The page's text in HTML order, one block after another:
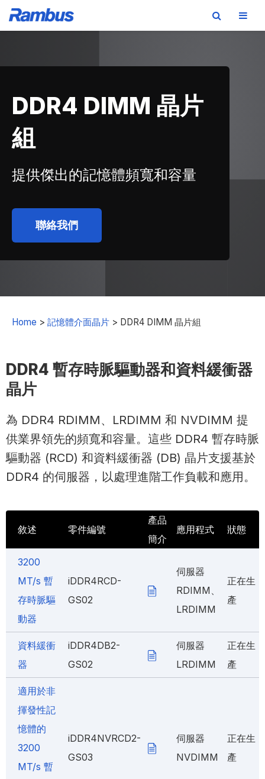
DDR4 DIMM 晶片
組
提供傑出的記憶體頻寬和容量
聯絡我們
Home > 記憶體介面晶片 > DDR4 DIMM 晶片組
DDR4 暫存時脈驅動器和資料緩衝器
晶片
為 DDR4 RDIMM、 LRDIMM 和 NVDIMM 提
供業界領先的頻寬和容量。這些 DDR4 暫存時脈
驅動器 (RCD) 和資料緩衝器 (DB) 晶片支援基於
DDR4 的伺服器，以處理進階工作負載和應用。
敘述 零件編號
產品
簡介
應用程式 狀態
3200
MT/s 暫
存時脈驅
動器
iDDR4RCD-
GS02
伺服器
RDIMM、
LRDIMM
正在生
產
資料緩衝
器
iDDR4DB2-
GS02
伺服器
LRDIMM
正在生
產
適用於非
揮發性記
憶體的
3200
MT/s 暫
iDDR4NVRCD2-
GS03
伺服器
NVDIMM
正在生
產